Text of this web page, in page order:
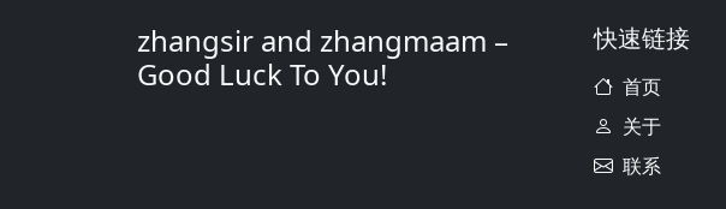
zhangsir and zhangmaam –
Good Luck To You!
快速链接
首页
关于
联系